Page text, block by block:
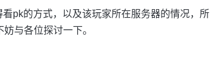
pk的方式，以及该玩家所在服务器的情况，所
与各位探讨一下。